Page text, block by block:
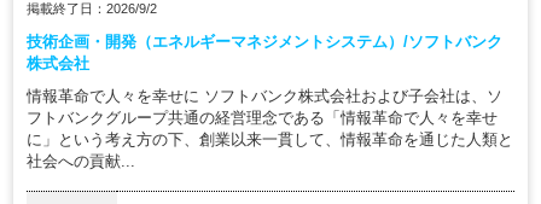
掲載終了日：2026/9/2
技術企画・開発（エネルギーマネジメントシステム）/ソフトバンク
株式会社
情報革命で人々を幸せに ソフトバンク株式会社および子会社は、ソ
フトバンクグループ共通の経営理念である「情報革命で人々を幸せ
に」という考え方の下、創業以来一貫して、情報革命を通じた人類と
社会への貢献...